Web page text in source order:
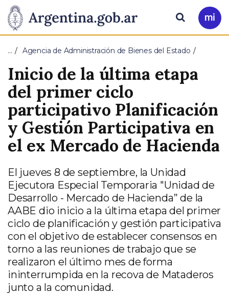
Presidencia
de
la
Nación
Pasar al contenido principal
Ir
a
Buscar
… Agencia de Administración de Bienes del Estado
Inicio de la última etapa
del primer ciclo
participativo Planificación
y Gestión Participativa en
el ex Mercado de Hacienda
El jueves 8 de septiembre, la Unidad
Ejecutora Especial Temporaria "Unidad de
Desarrollo - Mercado de Hacienda” de la
AABE dio inicio a la última etapa del primer
ciclo de planificación y gestión participativa
con el objetivo de establecer consensos en
torno a las reuniones de trabajo que se
realizaron el último mes de forma
ininterrumpida en la recova de Mataderos
junto a la comunidad.